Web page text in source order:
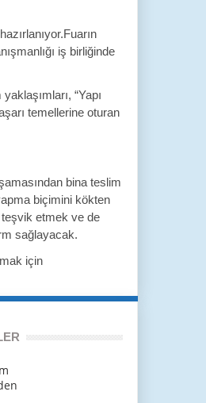
iş birliğinde
“Yapı
temellerine oturan
bina teslim
biçimini kökten
teşvik etmek ve de
sağlayacak.
için